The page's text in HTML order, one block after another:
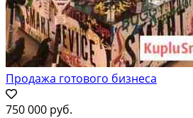
Продажа готового бизнеса
750 000 руб.